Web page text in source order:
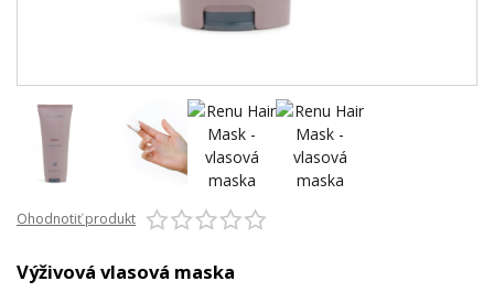
Ohodnotiť produkt
Výživová vlasová maska